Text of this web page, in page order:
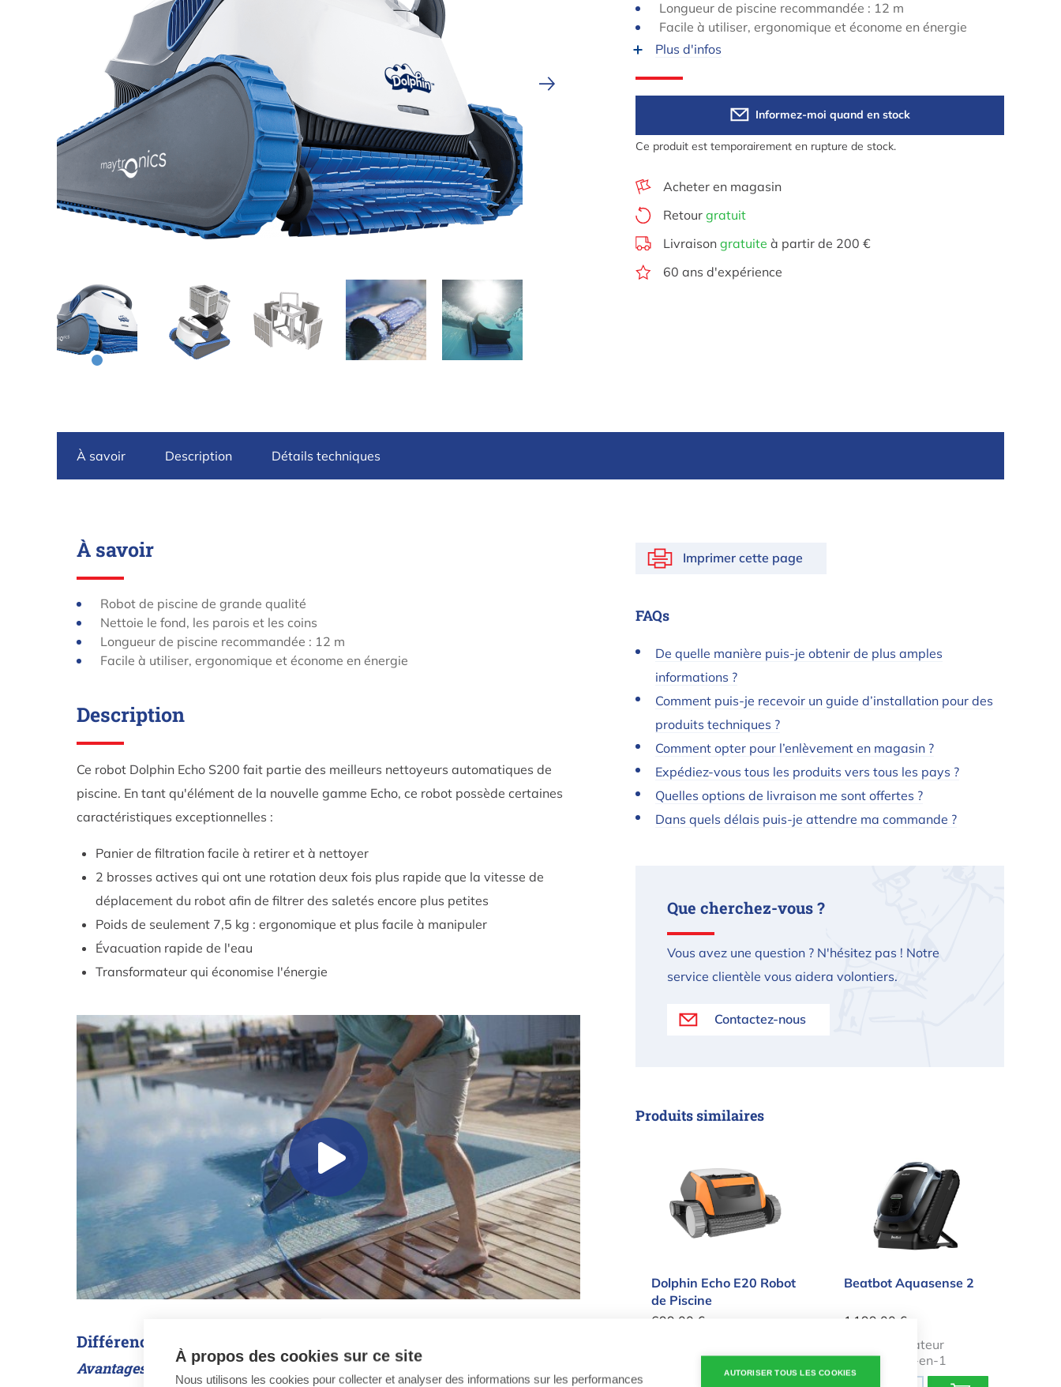
Longueur de piscine recommandée : 12 m
Facile à utiliser, ergonomique et économe en énergie
Plus d'infos
Informez-moi quand en stock
Ce produit est temporairement en rupture de stock.
Acheter en magasin
Retour gratuit
Livraison gratuite à partir de 200 €
60 ans d'expérience
À savoir Description Détails techniques
À savoir
Robot de piscine de grande qualité
Nettoie le fond, les parois et les coins
Longueur de piscine recommandée : 12 m
Facile à utiliser, ergonomique et économe en énergie
Description
Ce robot Dolphin Echo S200 fait partie des meilleurs nettoyeurs automatiques de
piscine. En tant qu'élément de la nouvelle gamme Echo, ce robot possède certaines
caractéristiques exceptionnelles :
Panier de filtration facile à retirer et à nettoyer
2 brosses actives qui ont une rotation deux fois plus rapide que la vitesse de
déplacement du robot afin de filtrer des saletés encore plus petites
Poids de seulement 7,5 kg : ergonomique et plus facile à manipuler
Évacuation rapide de l'eau
Transformateur qui économise l'énergie
Différences avec les robots de piscine E20 et S300i :
Avantages par rapport au Dolphin E20 :
Imprimer cette page
FAQs
De quelle manière puis-je obtenir de plus amples
informations ?
Comment puis-je recevoir un guide d’installation pour des
produits techniques ?
Comment opter pour l’enlèvement en magasin ?
Expédiez-vous tous les produits vers tous les pays ?
Quelles options de livraison me sont offertes ?
Dans quels délais puis-je attendre ma commande ?
Que cherchez-vous ?
Vous avez une question ? N'hésitez pas ! Notre
service clientèle vous aidera volontiers.
Contactez-nous
Produits similaires
Dolphin Echo E20 Robot
de Piscine
699,00 €
compact
Beatbot Aquasense 2
1 199,00 €
Robot aspirateur
intelligent 3-en-1
À propos des cookies sur ce site
Nous utilisons les cookies pour collecter et analyser des informations sur les performances
AUTORISER TOUS LES COOKIES